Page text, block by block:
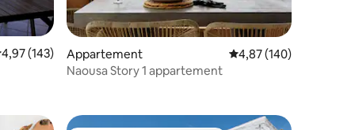
: 4,98 sur 5
moyenne sur la base de 143 commentaires : 4,97 sur 5
4,97 (143)
Appartement Évaluation moyenne
4,87 (140)
Naousa Story 1 appartement